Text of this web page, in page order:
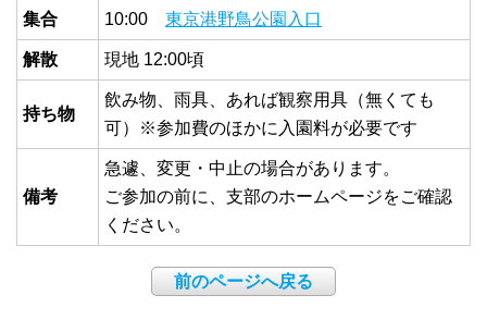
集合 10:00 東京港野鳥公園入口
解散 現地 12:00頃
持ち物
飲み物、雨具、あれば観察用具（無くても
可）※参加費のほかに入園料が必要です
備考
急遽、変更・中止の場合があります。
ご参加の前に、支部のホームページをご確認
ください。
前のページへ戻る